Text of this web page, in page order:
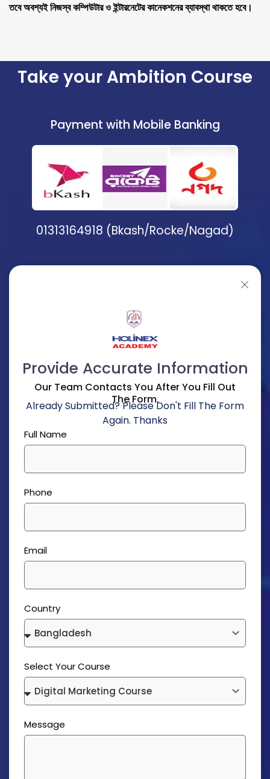
তবে অবশ্যই নিজস্ব কম্পিউটার ও ইন্টারনেটের কানেকশনের ব্যাবস্থা থাকতে হবে।
Take your Ambition Course
Payment with Mobile Banking
01313164918 (Bkash/Rocke/Nagad)
Provide Accurate Information
Our Team Contacts You After You Fill Out
The Form.
Already Submitted? Please Don't Fill The Form
Again. Thanks
Full Name
Phone
Email
Country
Select Your Course
Message